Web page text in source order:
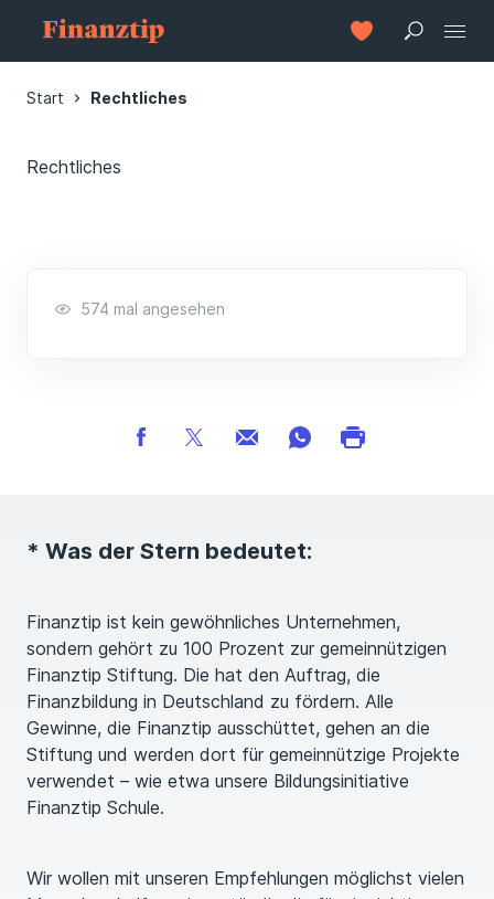
Start Rechtliches
Rechtliches
574 mal angesehen
* Was der Stern bedeutet:
Finanztip ist kein gewöhnliches Unternehmen,
sondern gehört zu 100 Prozent zur gemeinnützigen
Finanztip Stiftung. Die hat den Auftrag, die
Finanzbildung in Deutschland zu fördern. Alle
Gewinne, die Finanztip ausschüttet, gehen an die
Stiftung und werden dort für gemeinnützige Projekte
verwendet – wie etwa unsere Bildungsinitiative
Finanztip Schule.
Wir wollen mit unseren Empfehlungen möglichst vielen